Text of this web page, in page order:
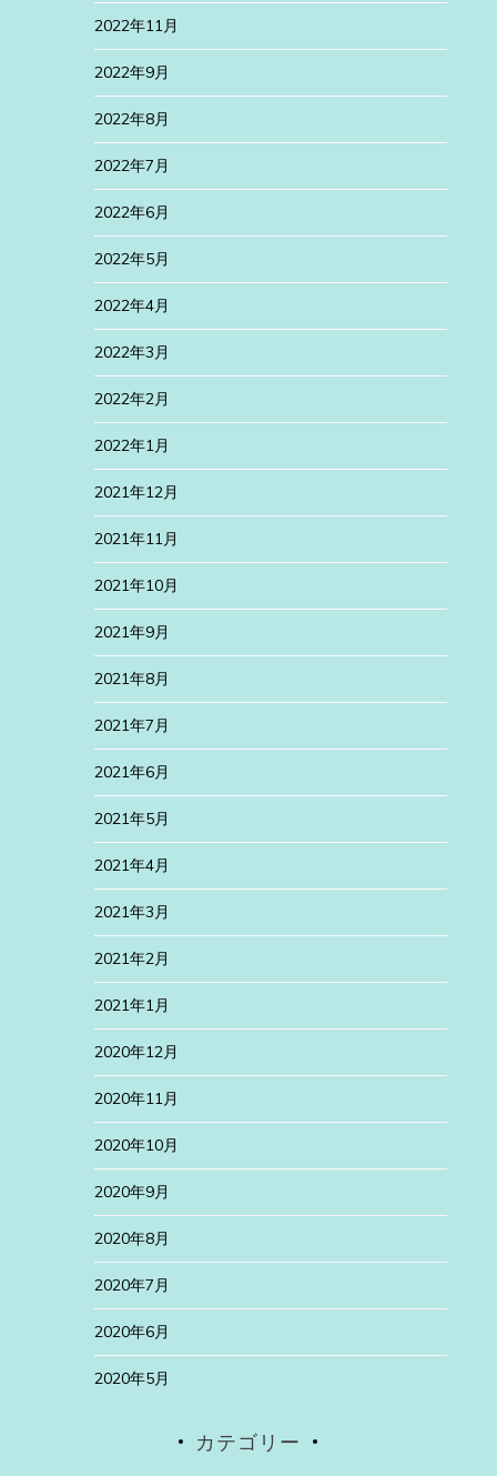
2022年11月
2022年9月
2022年8月
2022年7月
2022年6月
2022年5月
2022年4月
2022年3月
2022年2月
2022年1月
2021年12月
2021年11月
2021年10月
2021年9月
2021年8月
2021年7月
2021年6月
2021年5月
2021年4月
2021年3月
2021年2月
2021年1月
2020年12月
2020年11月
2020年10月
2020年9月
2020年8月
2020年7月
2020年6月
2020年5月
カテゴリー